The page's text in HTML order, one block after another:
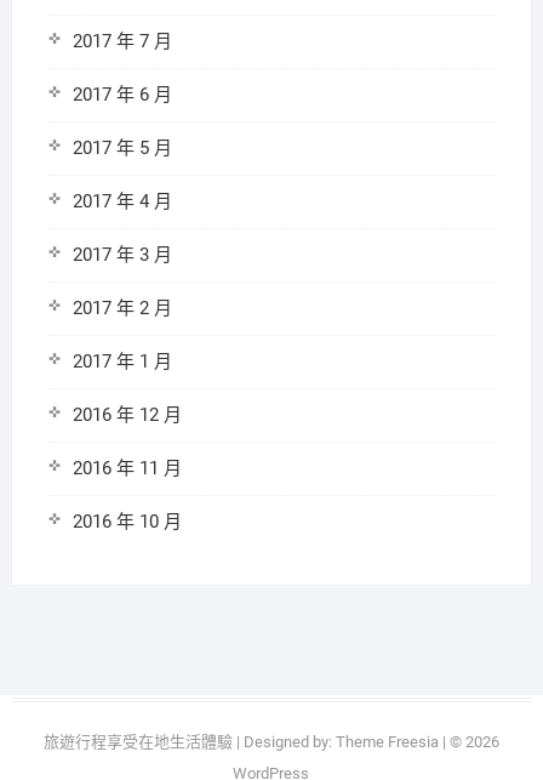
2017 年 7 月
2017 年 6 月
2017 年 5 月
2017 年 4 月
2017 年 3 月
2017 年 2 月
2017 年 1 月
2016 年 12 月
2016 年 11 月
2016 年 10 月
旅遊行程享受在地生活體驗| Designed by: Theme Freesia| © 2026
WordPress